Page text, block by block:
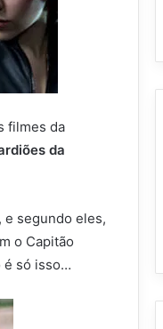
filmes da
da
, e segundo eles,
o Capitão
é só isso…